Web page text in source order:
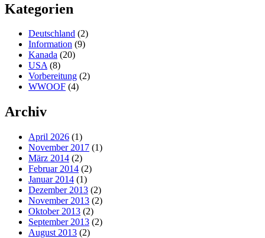
Kategorien
Deutschland (2)
Information (9)
Kanada (20)
USA(8)
Vorbereitung (2)
WWOOF (4)
Archiv
April 2026 (1)
November 2017 (1)
März 2014 (2)
Februar 2014 (2)
Januar 2014 (1)
Dezember 2013 (2)
November 2013 (2)
Oktober 2013 (2)
September 2013 (2)
August 2013 (2)